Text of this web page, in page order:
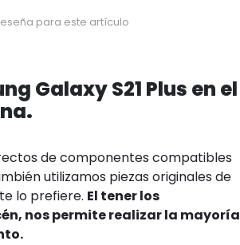
para este artículo
Galaxy S21 Plus en el
de componentes compatibles
utilizamos piezas originales de
lo prefiere. El tener los
nos permite realizar la mayoría